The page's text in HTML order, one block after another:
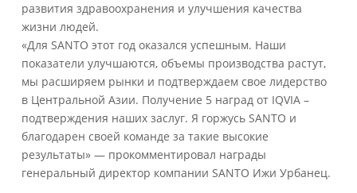
развития здравоохранения и улучшения качества
жизни людей.
«Для SANTO этот год оказался успешным. Наши
показатели улучшаются, объемы производства растут,
мы расширяем рынки и подтверждаем свое лидерство
в Центральной Азии. Получение 5 наград от IQVIA –
подтверждения наших заслуг. Я горжусь SANTO и
благодарен своей команде за такие высокие
результаты» — прокомментировал награды
генеральный директор компании SANTO Ижи Урбанец.